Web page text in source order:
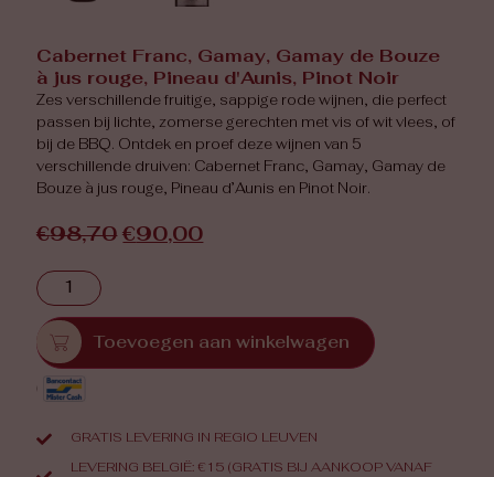
Cabernet Franc, Gamay, Gamay de Bouze
à jus rouge, Pineau d'Aunis, Pinot Noir
Zes verschillende fruitige, sappige rode wijnen, die perfect
passen bij lichte, zomerse gerechten met vis of wit vlees, of
bij de BBQ. Ontdek en proef deze wijnen van 5
verschillende druiven: Cabernet Franc, Gamay, Gamay de
Bouze à jus rouge, Pineau d’Aunis en Pinot Noir.
€98,70 €90,00
Toevoegen aan winkelwagen
GRATIS LEVERING IN REGIO LEUVEN
LEVERING BELGIË: €15 (GRATIS BIJ AANKOOP VANAF